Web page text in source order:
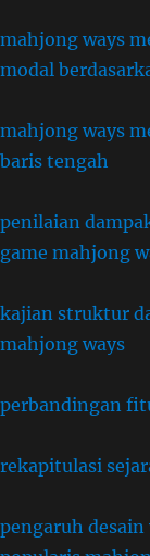
mahjong ways
modal
mahjong ways
baris tengah
penilaian
game mahjong
kajian struktur
mahjong ways
perbandingan
rekapitulasi
pengaruh